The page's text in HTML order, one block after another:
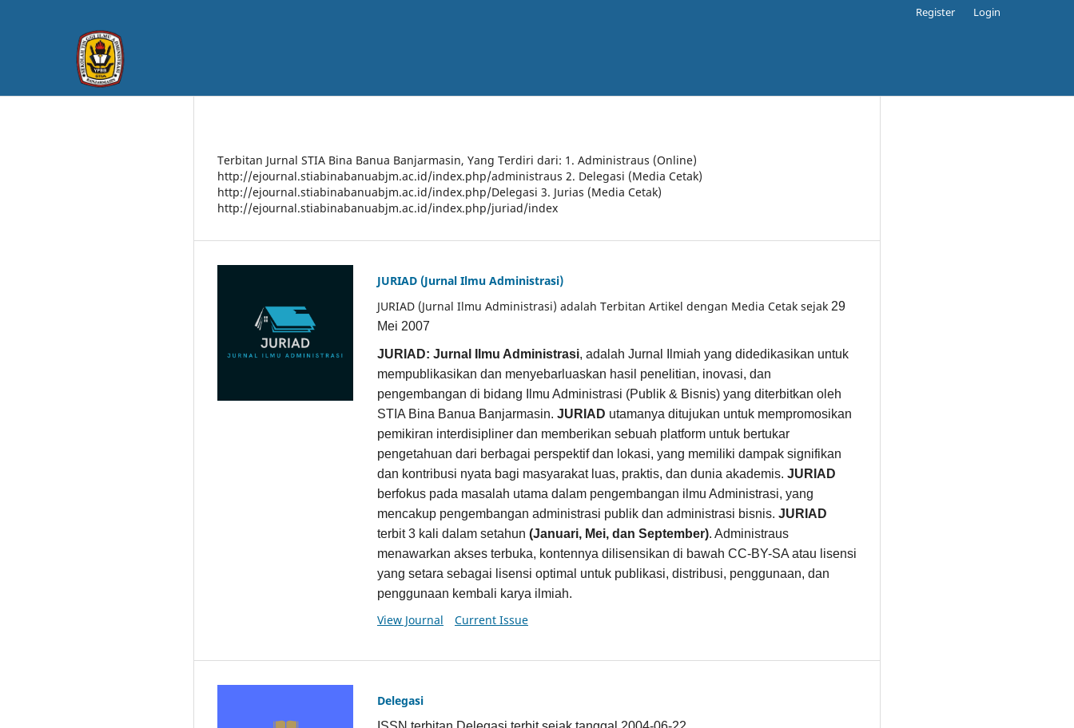
Register Login
Terbitan Jurnal STIA Bina Banua Banjarmasin, Yang Terdiri dari: 1. Administraus (Online)
http://ejournal.stiabinabanuabjm.ac.id/index.php/administraus 2. Delegasi (Media Cetak)
http://ejournal.stiabinabanuabjm.ac.id/index.php/Delegasi 3. Jurias (Media Cetak)
http://ejournal.stiabinabanuabjm.ac.id/index.php/juriad/index
JURIAD (Jurnal Ilmu Administrasi)
JURIAD (Jurnal Ilmu Administrasi) adalah Terbitan Artikel dengan Media Cetak sejak 29
Mei 2007
JURIAD: Jurnal Ilmu Administrasi, adalah Jurnal Ilmiah yang didedikasikan untuk
mempublikasikan dan menyebarluaskan hasil penelitian, inovasi, dan
pengembangan di bidang Ilmu Administrasi (Publik & Bisnis) yang diterbitkan oleh
STIA Bina Banua Banjarmasin. JURIAD utamanya ditujukan untuk mempromosikan
pemikiran interdisipliner dan memberikan sebuah platform untuk bertukar
pengetahuan dari berbagai perspektif dan lokasi, yang memiliki dampak signifikan
dan kontribusi nyata bagi masyarakat luas, praktis, dan dunia akademis. JURIAD
berfokus pada masalah utama dalam pengembangan ilmu Administrasi, yang
mencakup pengembangan administrasi publik dan administrasi bisnis. JURIAD
terbit 3 kali dalam setahun (Januari, Mei, dan September). Administraus
menawarkan akses terbuka, kontennya dilisensikan di bawah CC-BY-SA atau lisensi
yang setara sebagai lisensi optimal untuk publikasi, distribusi, penggunaan, dan
penggunaan kembali karya ilmiah.
View Journal Current Issue
Delegasi